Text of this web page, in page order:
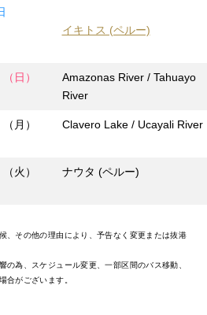
イキトス (ペルー)
日）
Amazonas River / Tahuayo
River
月） Clavero Lake / Ucayali River
火） ナウタ (ペルー)
、その他の理由により、予告なく変更または抜港
為、スケジュール変更、一部区間のバス移動、
合がございます。